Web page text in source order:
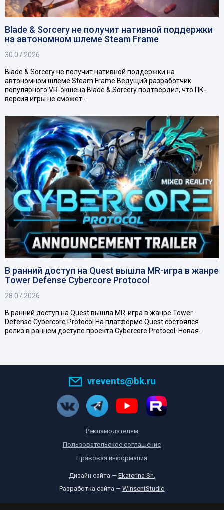
Blade & Sorcery не получит нативной поддержки
на автономном шлеме Steam Frame
30.07.2026
Blade & Sorcery не получит нативной поддержки на
автономном шлеме Steam Frame Ведущий разработчик
популярного VR-экшена Blade & Sorcery подтвердил, что ПК-
версия игры не сможет…
В ранний доступ на Quest вышла MR-игра в жанре
Tower Defense Cybercore Protocol
28.07.2026
В ранний доступ на Quest вышла MR-игра в жанре Tower
Defense Cybercore Protocol На платформе Quest состоялся
релиз в раннем доступе проекта Cybercore Protocol. Новая…
vrevents@bk.ru
Рекламодателям
Пользовательское соглашение
Правовая информация
Дизайн сайта — Ekaterina Sh.
Разработка сайта — WinsentStudio